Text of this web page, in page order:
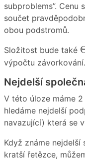
subproblems”.
součet
obou podstromů.
Složitost bude také
výpočtu závorkování.
Nejdelší
V této úloze máme
hledáme nejdelší
navazující) která se
Když známe
kratší řetězce,